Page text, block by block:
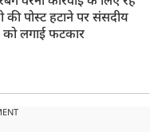
की पोस्ट हटाने पर संसदीय
लगाई फटकार